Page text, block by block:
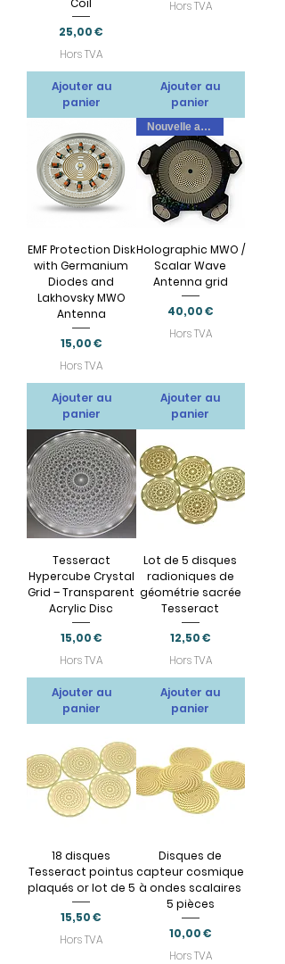
Prix
25,00 €
Hors TVA
Ajouter au
panier
Hors TVA
Ajouter au
panier
EMF Protection Disk
with Germanium
Diodes and
Lakhovsky MWO
Antenna
Prix
15,00 €
Hors TVA
Ajouter au
panier
Nouvelle arrivee
Holographic MWO /
Scalar Wave
Antenna grid
Prix
40,00 €
Hors TVA
Ajouter au
panier
Tesseract
Hypercube Crystal
Grid – Transparent
Acrylic Disc
Prix
15,00 €
Hors TVA
Ajouter au
panier
Lot de 5 disques
radioniques de
géométrie sacrée
Tesseract
Prix
12,50 €
Hors TVA
Ajouter au
panier
18 disques
Tesseract pointus
plaqués or lot de 5
Prix
15,50 €
Hors TVA
Disques de
capteur cosmique
à ondes scalaires
5 pièces
Prix
10,00 €
Hors TVA